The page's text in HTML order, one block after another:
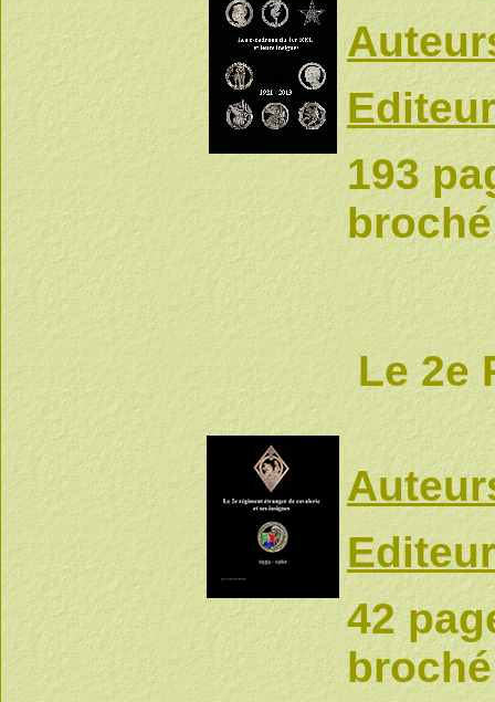
193
broché
Le 2e
42
broché